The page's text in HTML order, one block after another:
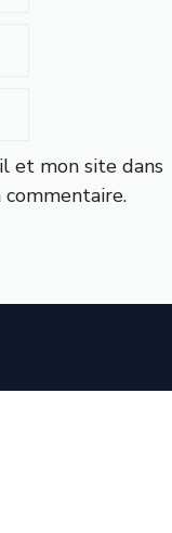
et mon site dans